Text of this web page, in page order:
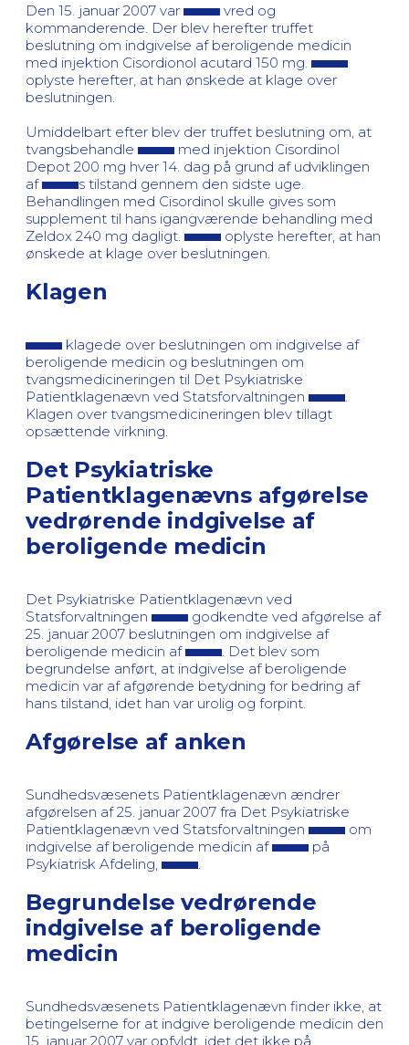
Den 15. januar 2007 var
vred og
kommanderende. Der blev herefter truffet
beslutning om indgivelse af beroligende medicin
med injektion Cisordionol acutard 150 mg.
oplyste herefter, at han ønskede at klage over
beslutningen.
Umiddelbart efter blev der truffet beslutning om, at
tvangsbehandle
med injektion Cisordinol
Depot 200 mg hver 14. dag på grund af udviklingen
af
s tilstand gennem den sidste uge.
Behandlingen med Cisordinol skulle gives som
supplement til hans igangværende behandling med
Zeldox 240 mg dagligt.
oplyste herefter, at han
ønskede at klage over beslutningen.
Klagen
klagede over beslutningen om indgivelse af
beroligende medicin og beslutningen om
tvangsmedicineringen til Det Psykiatriske
Patientklagenævn ved Statsforvaltningen
Klagen over tvangsmedicineringen blev tillagt
opsættende virkning.
Det Psykiatriske
Patientklagenævns afgørelse
vedrørende indgivelse af
beroligende medicin
Det Psykiatriske Patientklagenævn ved
Statsforvaltningen
godkendte ved afgørelse af
25. januar 2007 beslutningen om indgivelse af
beroligende medicin af
. Det blev som
begrundelse anført, at indgivelse af beroligende
medicin var af afgørende betydning for bedring af
hans tilstand, idet han var urolig og forpint.
Afgørelse af anken
Sundhedsvæsenets Patientklagenævn ændrer
afgørelsen af 25. januar 2007 fra Det Psykiatriske
Patientklagenævn ved Statsforvaltningen
om
indgivelse af beroligende medicin af
på
Psykiatrisk Afdeling,
Begrundelse vedrørende
indgivelse af beroligende
medicin
Sundhedsvæsenets Patientklagenævn finder ikke, at
betingelserne for at indgive beroligende medicin den
15. januar 2007 var opfyldt, idet det ikke på